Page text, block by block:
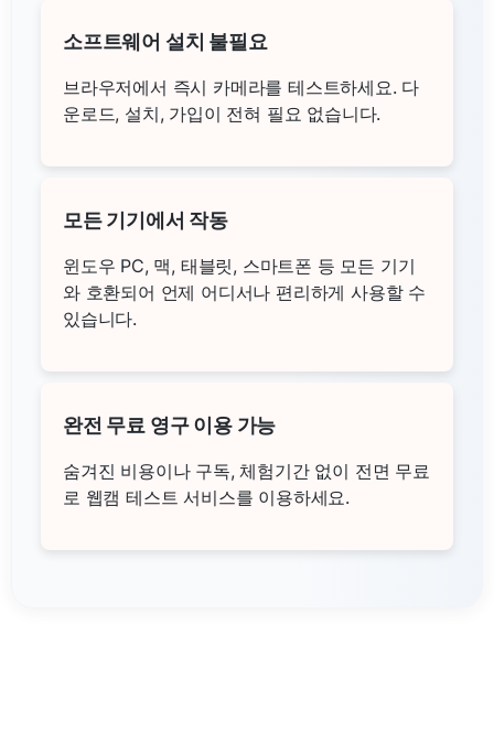
소프트웨어 설치 불필요
브라우저에서 즉시 카메라를 테스트하세요. 다
운로드, 설치, 가입이 전혀 필요 없습니다.
모든 기기에서 작동
윈도우 PC, 맥, 태블릿, 스마트폰 등 모든 기기
와 호환되어 언제 어디서나 편리하게 사용할 수
있습니다.
완전 무료 영구 이용 가능
숨겨진 비용이나 구독, 체험기간 없이 전면 무료
로 웹캠 테스트 서비스를 이용하세요.